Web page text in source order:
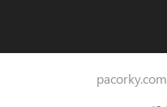
pacorky.com